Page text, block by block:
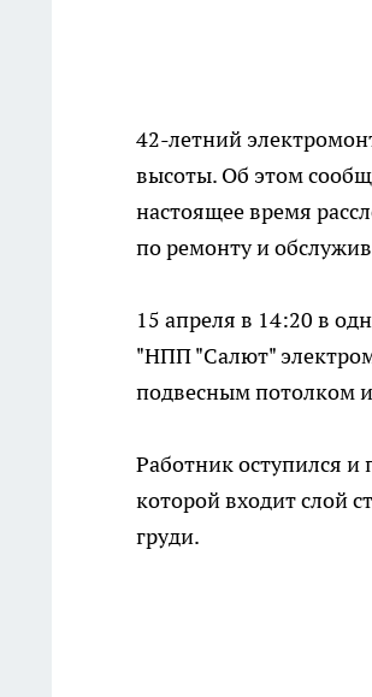
42-летний
высоты. Об этом
настоящее время
по ремонту и
15 апреля в 14:20 в
"НПП "Салют"
подвесным потолком
Работник оступился
которой входит слой
груди.